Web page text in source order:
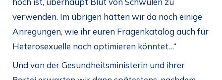
verwenden. Im übrigen hätten wir da noch einige
Anregungen, wie ihr euren Fragenkatalog auch für
Heterosexuelle noch optimieren könntet…“
Und von der Gesundheitsministerin und ihrer